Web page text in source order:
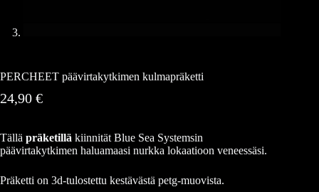
PERCHEET päävirtakytkimen kulmapräketti
24,90 €
Tällä präketillä kiinnität Blue Sea Systemsin
päävirtakytkimen haluamaasi nurkka lokaatioon veneessäsi.
Präketti on 3d-tulostettu kestävästä petg-muovista.